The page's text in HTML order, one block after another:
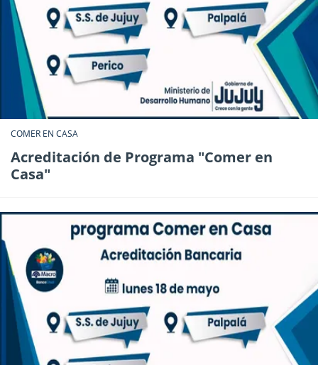
COMER EN CASA
Acreditación de Programa "Comer en
Casa"